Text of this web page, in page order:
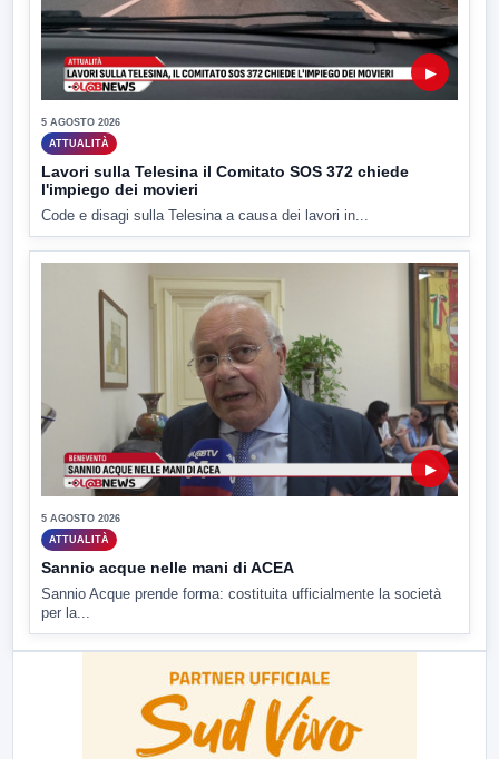
▶
5 AGOSTO 2026
ATTUALITÀ
Lavori sulla Telesina il Comitato SOS 372 chiede
l'impiego dei movieri
Code e disagi sulla Telesina a causa dei lavori in...
▶
5 AGOSTO 2026
ATTUALITÀ
Sannio acque nelle mani di ACEA
Sannio Acque prende forma: costituita ufficialmente la società
per la...